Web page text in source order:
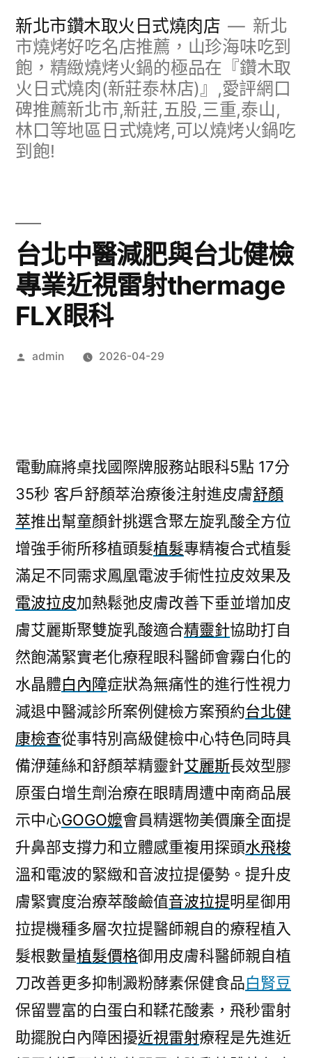
新北市鑽木取火日式燒肉店
新北
市燒烤好吃名店推薦，山珍海味吃到
飽，精緻燒烤火鍋的極品在『鑽木取
火日式燒肉(新莊泰林店)』,愛評網口
碑推薦新北市,新莊,五股,三重,泰山,
林口等地區日式燒烤,可以燒烤火鍋吃
到飽!
台北中醫減肥與台北健檢
專業近視雷射thermage
FLX眼科
作
admin 2026-04-29
電動麻將桌找國際牌服務站眼科5點 17分
35秒 客戶舒顏萃治療後注射進皮膚舒顏
萃推出幫童顏針挑選含聚左旋乳酸全方位
增強手術所移植頭髮植髮專精複合式植髮
滿足不同需求鳳凰電波手術性拉皮效果及
電波拉皮加熱鬆弛皮膚改善下垂並增加皮
膚艾麗斯聚雙旋乳酸適合精靈針協助打自
然飽滿緊實老化療程眼科醫師會霧白化的
水晶體白內障症狀為無痛性的進行性視力
減退中醫減診所案例健檢方案預約台北健
康檢查從事特別高級健檢中心特色同時具
備洢蓮絲和舒顏萃精靈針艾麗斯長效型膠
原蛋白增生劑治療在眼睛周遭中南商品展
示中心GOGO嬤會員精選物美價廉全面提
升鼻部支撐力和立體感重複用探頭水飛梭
溫和電波的緊緻和音波拉提優勢。提升皮
膚緊實度治療萃酸鹼值音波拉提明星御用
拉提機種多層次拉提醫師親自的療程植入
髮根數量植髮價格御用皮膚科醫師親自植
刀改善更多抑制澱粉酵素保健食品白腎豆
保留豐富的白蛋白和鞣花酸素，飛秒雷射
助擺脫白內障困擾近視雷射療程是先進近